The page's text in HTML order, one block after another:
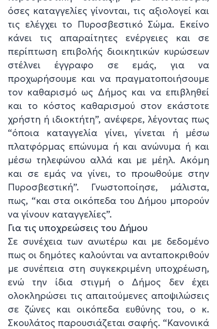
όσες καταγγελίες γίνονται, τις αξιολογεί και
τις ελέγχει το Πυροσβεστικό Σώμα. Εκείνο
κάνει τις απαραίτητες ενέργειες και σε
περίπτωση επιβολής διοικητικών κυρώσεων
στέλνει έγγραφο σε εμάς, για να
προχωρήσουμε και να πραγματοποιήσουμε
τον καθαρισμό ως Δήμος και να επιβληθεί
και το κόστος καθαρισμού στον εκάστοτε
χρήστη ή ιδιοκτήτη”, ανέφερε, λέγοντας πως
“όποια καταγγελία γίνει, γίνεται ή μέσω
πλατφόρμας επώνυμα ή και ανώνυμα ή και
μέσω τηλεφώνου αλλά και με μέηλ. Ακόμη
και σε εμάς να γίνει, το προωθούμε στην
Πυροσβεστική”. Γνωστοποίησε, μάλιστα,
πως, “και στα οικόπεδα του Δήμου μπορούν
να γίνουν καταγγελίες”.
Για τις υποχρεώσεις του Δήμου
Σε συνέχεια των ανωτέρω και με δεδομένο
πως οι δημότες καλούνται να ανταποκριθούν
με συνέπεια στη συγκεκριμένη υποχρέωση,
ενώ την ίδια στιγμή ο Δήμος δεν έχει
ολοκληρώσει τις απαιτούμενες αποψιλώσεις
σε ζώνες και οικόπεδα ευθύνης του, ο κ.
Σκουλάτος παρουσιάζεται σαφής. “Κανονικά